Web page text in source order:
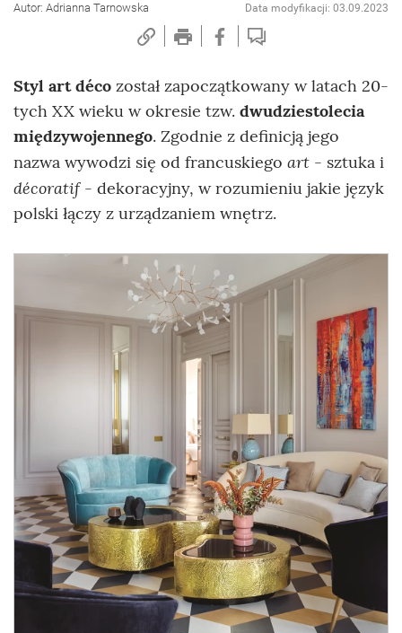
Autor: Adrianna Tarnowska
Data modyfikacji: 03.09.2023
Styl art déco został zapoczątkowany w latach 20-
tych XX wieku w okresie tzw. dwudziestolecia
międzywojennego. Zgodnie z definicją jego
nazwa wywodzi się od francuskiego art - sztuka i
décoratif- dekoracyjny, w rozumieniu jakie język
polski łączy z urządzaniem wnętrz.